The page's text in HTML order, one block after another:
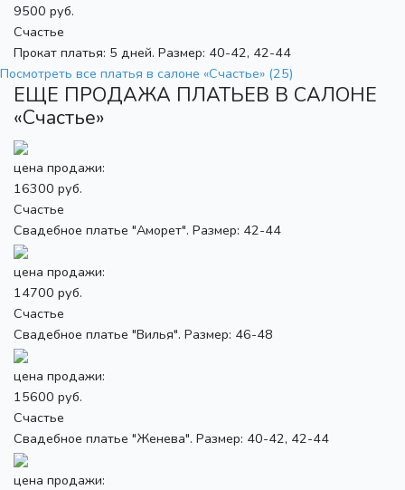
9500 руб.
Счастье
Прокат платья: 5 дней. Размер: 40-42, 42-44
Посмотреть все платья в салоне «Счастье» (25)
ЕЩЕ ПРОДАЖА ПЛАТЬЕВ В САЛОНЕ
«Счастье»
цена продажи:
16300 руб.
Счастье
Свадебное платье "Аморет". Размер: 42-44
цена продажи:
14700 руб.
Счастье
Свадебное платье "Вилья". Размер: 46-48
цена продажи:
15600 руб.
Счастье
Свадебное платье "Женева". Размер: 40-42, 42-44
цена продажи: